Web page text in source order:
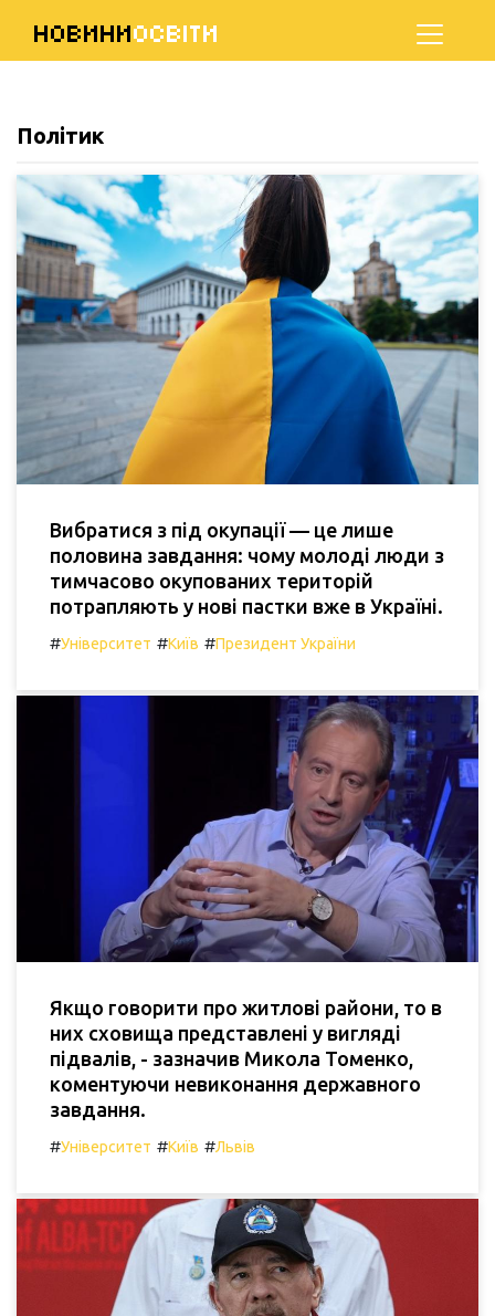
НОВИНИОСВІТИ
Політик
Вибратися з під окупації — це лише
половина завдання: чому молоді люди з
тимчасово окупованих територій
потрапляють у нові пастки вже в Україні.
#Університет #Київ #Президент України
Якщо говорити про житлові райони, то в
них сховища представлені у вигляді
підвалів, - зазначив Микола Томенко,
коментуючи невиконання державного
завдання.
#Університет #Київ #Львів